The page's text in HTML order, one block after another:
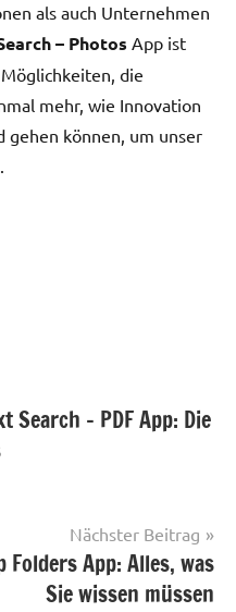
als auch Unternehmen
– Photos App ist
die
mehr, wie Innovation
gehen können, um unser
Search – PDF App: Die
Nächster Beitrag
App: Alles, was
Sie wissen müssen